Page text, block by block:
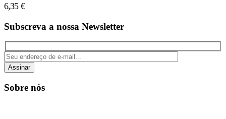
6,35 €
Subscreva a nossa Newsletter
Assinar
Sobre nós